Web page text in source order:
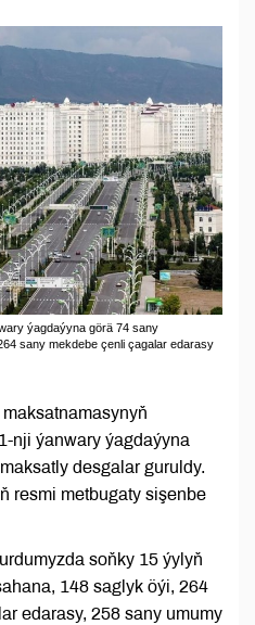
ýagdaýyna görä 74 sany
sany mekdebe çenli çagalar edarasy
nji ýanwary ýagdaýyna
desgalar guruldy.
resmi metbugaty sişenbe
soňky 15 ýylyň
148 saglyk öýi, 264
edarasy, 258 sany umumy